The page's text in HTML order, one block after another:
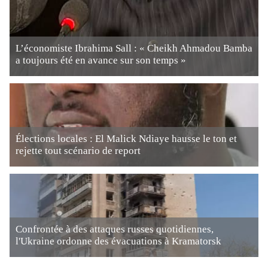
L’économiste Ibrahima Sall : « Cheikh Ahmadou Bamba
a toujours été en avance sur son temps »
Élections locales : El Malick Ndiaye hausse le ton et
rejette tout scénario de report
Confrontée à des attaques russes quotidiennes,
l'Ukraine ordonne des évacuations à Kramatorsk